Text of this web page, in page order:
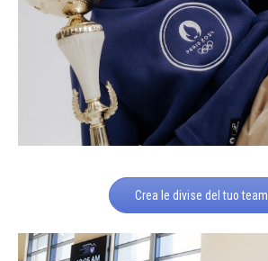
Crea le divise del tuo team